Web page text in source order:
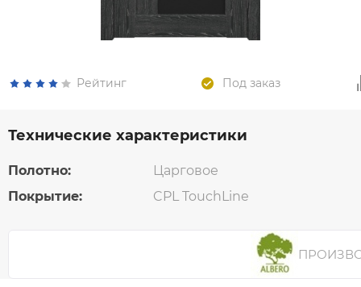
Рейтинг Под заказ
Технические характеристики
Полотно:
Царговое
Покрытие:
CPL TouchLine